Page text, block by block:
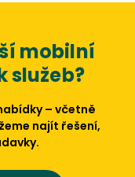
mobilní
služeb?
– včetně
najít řešení,